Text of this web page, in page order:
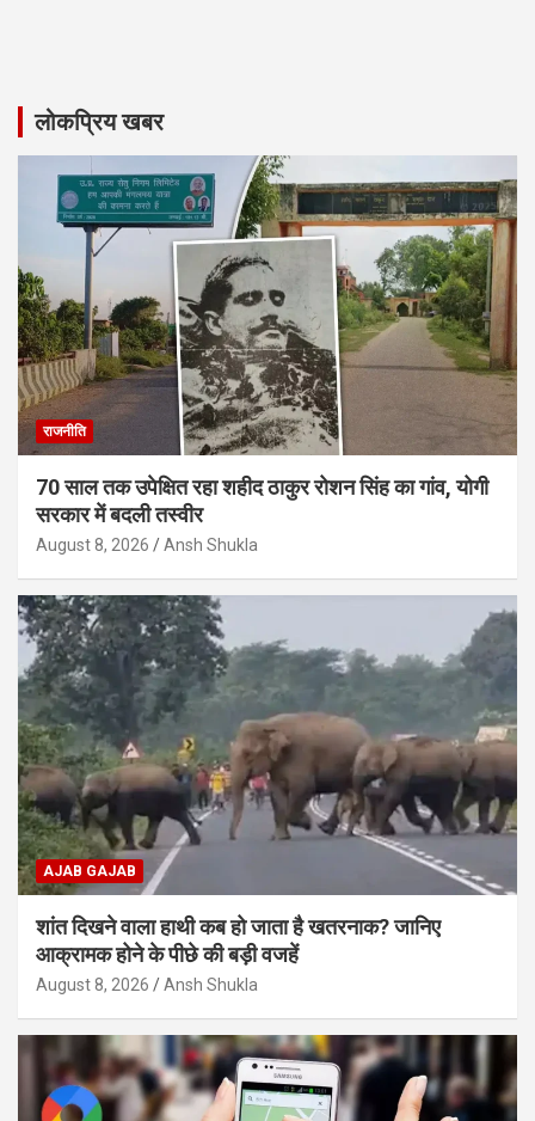
लोकप्रिय खबर
राजनीति
70 साल तक उपेक्षित रहा शहीद ठाकुर रोशन सिंह का गांव, योगी
सरकार में बदली तस्वीर
August 8, 2026 Ansh Shukla
AJAB GAJAB
शांत दिखने वाला हाथी कब हो जाता है खतरनाक? जानिए
आक्रामक होने के पीछे की बड़ी वजहें
August 8, 2026 Ansh Shukla